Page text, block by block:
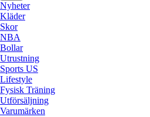
Nyheter
Kläder
Skor
NBA
Bollar
Utrustning
Sports US
Lifestyle
Fysisk Träning
Utförsäljning
Varumärken